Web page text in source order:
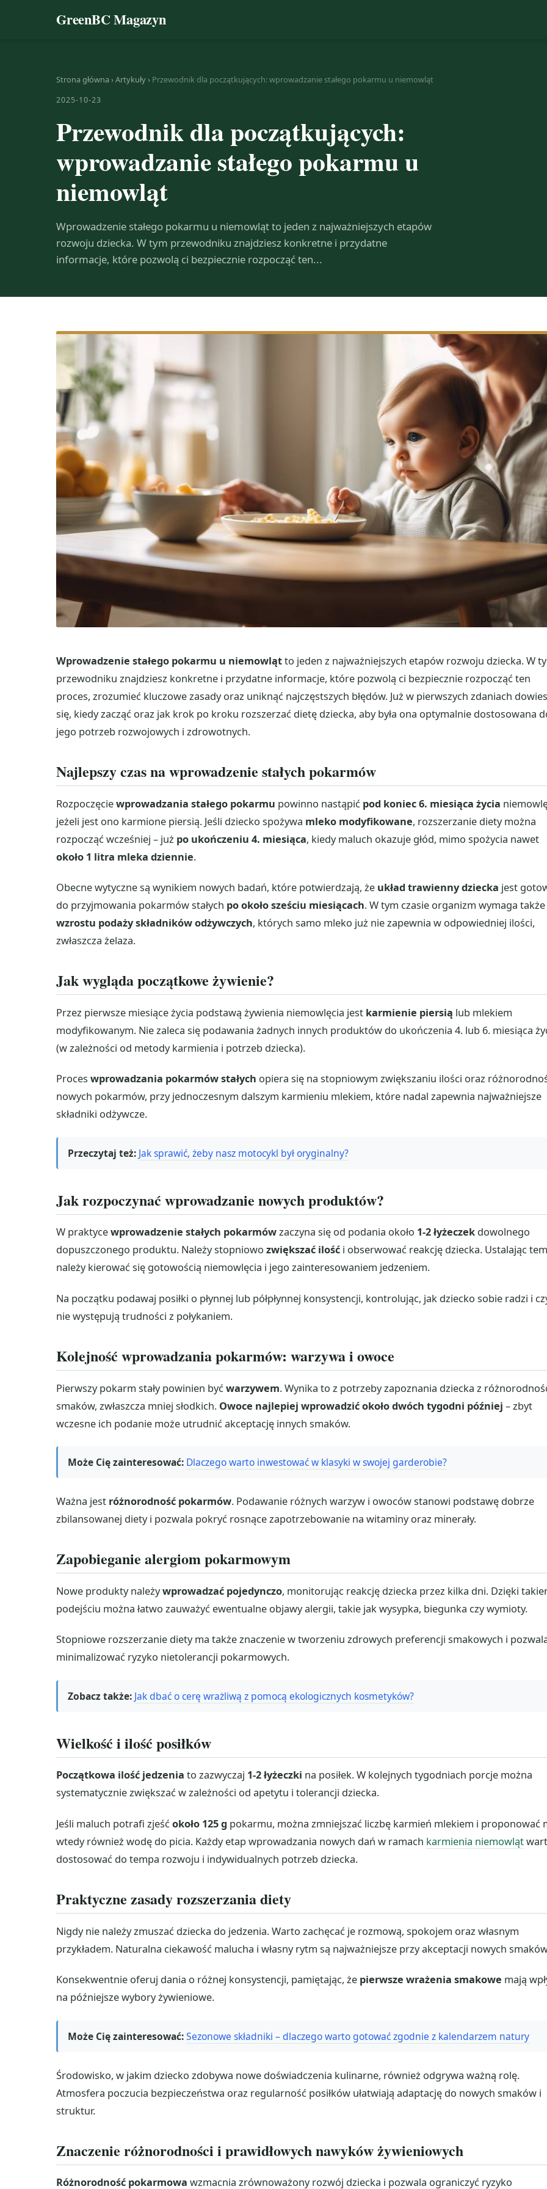
GreenBC Magazyn
Strona główna ›Artykuły› Przewodnik dla początkujących: wprowadzanie stałego pokarmu u niemowląt
2025-10-23
Przewodnik dla początkujących:
wprowadzanie stałego pokarmu u
niemowląt
Wprowadzenie stałego pokarmu u niemowląt to jeden z najważniejszych etapów
rozwoju dziecka. W tym przewodniku znajdziesz konkretne i przydatne
informacje, które pozwolą ci bezpiecznie rozpocząć ten...
Wprowadzenie stałego pokarmu u niemowlątto jeden z najważniejszych etapów rozwoju dziecka. W
przewodniku znajdziesz konkretne i przydatne informacje, które pozwolą ci bezpiecznie rozpocząć ten
proces, zrozumieć kluczowe zasady oraz uniknąć najczęstszych błędów. Już w pierwszych zdaniach
się, kiedy zacząć oraz jak krok po kroku rozszerzać dietę dziecka, aby była ona optymalnie dostosowana
jego potrzeb rozwojowych i zdrowotnych.
Najlepszy czas na wprowadzenie stałych pokarmów
Rozpoczęciewprowadzania stałego pokarmu powinno nastąpić pod koniec 6. miesiąca życia
jeżeli jest ono karmione piersią. Jeśli dziecko spożywa mleko modyfikowane, rozszerzanie diety można
rozpocząć wcześniej – już po ukończeniu 4. miesiąca, kiedy maluch okazuje głód, mimo spożycia nawet
około 1 litra mleka dziennie.
Obecne wytyczne są wynikiem nowych badań, które potwierdzają, że układ trawienny dziecka jest
do przyjmowania pokarmów stałych po około sześciu miesiącach. W tym czasie organizm wymaga także
wzrostu podaży składników odżywczych, których samo mleko już nie zapewnia w odpowiedniej ilości,
zwłaszcza żelaza.
Jak wygląda początkowe żywienie?
Przez pierwsze miesiące życia podstawą żywienia niemowlęcia jest karmienie piersią lub mlekiem
modyfikowanym. Nie zaleca się podawania żadnych innych produktów do ukończenia 4. lub 6. miesiąca
(w zależności od metody karmienia i potrzeb dziecka).
Proces wprowadzania pokarmów stałych opiera się na stopniowym zwiększaniu ilości oraz
nowych pokarmów, przy jednoczesnym dalszym karmieniu mlekiem, które nadal zapewnia najważniejsze
składniki odżywcze.
Przeczytaj też: Jak sprawić, żeby nasz motocykl był oryginalny?
Jak rozpoczynać wprowadzanie nowych produktów?
W praktycewprowadzenie stałych pokarmówzaczyna się od podania około 1-2 łyżeczek dowolnego
dopuszczonego produktu. Należy stopniowo zwiększać ilość i obserwować reakcję dziecka. Ustalając
należy kierować się gotowością niemowlęcia i jego zainteresowaniem jedzeniem.
Na początku podawaj posiłki o płynnej lub półpłynnej konsystencji, kontrolując, jak dziecko sobie radzi i
nie występują trudności z połykaniem.
Kolejność wprowadzania pokarmów: warzywa i owoce
Pierwszy pokarm stały powinien byćwarzywem. Wynika to z potrzeby zapoznania dziecka z
smaków, zwłaszcza mniej słodkich. Owoce najlepiej wprowadzić około dwóch tygodni później – zbyt
wczesne ich podanie może utrudnić akceptację innych smaków.
Może Cię zainteresować: Dlaczego warto inwestować w klasyki w swojej garderobie?
Ważna jest różnorodność pokarmów. Podawanie różnych warzyw i owoców stanowi podstawę dobrze
zbilansowanej diety i pozwala pokryć rosnące zapotrzebowanie na witaminy oraz minerały.
Zapobieganie alergiom pokarmowym
Nowe produkty należywprowadzać pojedynczo, monitorując reakcję dziecka przez kilka dni. Dzięki
podejściu można łatwo zauważyć ewentualne objawy alergii, takie jak wysypka, biegunka czy wymioty.
Stopniowe rozszerzanie diety ma także znaczenie w tworzeniu zdrowych preferencji smakowych i
minimalizować ryzyko nietolerancji pokarmowych.
Zobacz także: Jak dbać o cerę wrażliwą z pomocą ekologicznych kosmetyków?
Wielkość i ilość posiłków
Początkowa ilość jedzenia to zazwyczaj 1-2 łyżeczki na posiłek. W kolejnych tygodniach porcje można
systematycznie zwiększać w zależności od apetytu i tolerancji dziecka.
Jeśli maluch potrafi zjeśćokoło 125 g pokarmu, można zmniejszać liczbę karmień mlekiem i proponować
wtedy również wodę do picia. Każdy etap wprowadzania nowych dań w ramach karmienia niemowląt
dostosować do tempa rozwoju i indywidualnych potrzeb dziecka.
Praktyczne zasady rozszerzania diety
Nigdy nie należy zmuszać dziecka do jedzenia. Warto zachęcać je rozmową, spokojem oraz własnym
przykładem. Naturalna ciekawość malucha i własny rytm są najważniejsze przy akceptacji nowych
Konsekwentnie oferuj dania o różnej konsystencji, pamiętając, że pierwsze wrażenia smakowe mają
na późniejsze wybory żywieniowe.
Może Cię zainteresować:Sezonowe składniki – dlaczego warto gotować zgodnie z kalendarzem natury
Środowisko, w jakim dziecko zdobywa nowe doświadczenia kulinarne, również odgrywa ważną rolę.
Atmosfera poczucia bezpieczeństwa oraz regularność posiłków ułatwiają adaptację do nowych smaków i
struktur.
Znaczenie różnorodności i prawidłowych nawyków żywieniowych
Różnorodność pokarmowa wzmacnia zrównoważony rozwój dziecka i pozwala ograniczyć ryzyko